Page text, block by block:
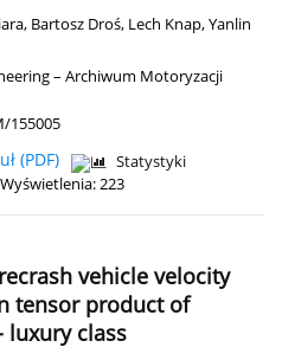
, Bartosz Droś, Lech Knap,Yanlin
– Archiwum Motoryzacji
155005
(PDF)
Statystyki
Wyświetlenia: 223
vehicle velocity
tensor product of
luxury class